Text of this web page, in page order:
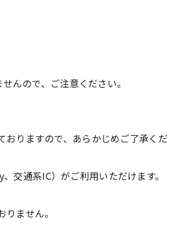
んので、ご注意ください。
りますので、あらかじめご了承くだ
交通系IC）がご利用いただけます。
ません。